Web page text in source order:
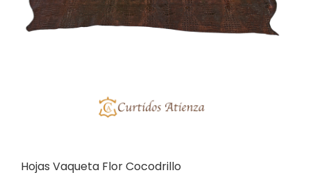
Hojas Vaqueta Flor Cocodrillo